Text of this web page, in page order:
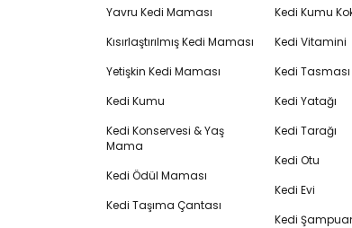
Yavru Kedi Maması
Kısırlaştırılmış Kedi Maması
Yetişkin Kedi Maması
Kedi Kumu
Kedi Konservesi & Yaş
Mama
Kedi Ödül Maması
Kedi Taşıma Çantası
Kedi Kumu
Kedi Vitamini
Kedi Tasması
Kedi Yatağı
Kedi Tarağı
Kedi Otu
Kedi Evi
Kedi